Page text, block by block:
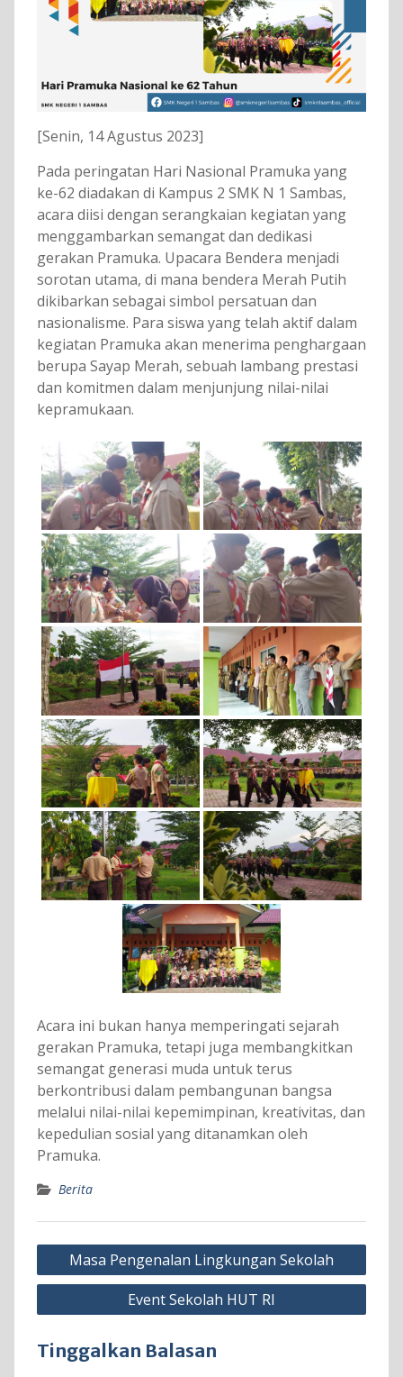
[Senin, 14 Agustus 2023]
Pada peringatan Hari Nasional Pramuka yang
ke-62 diadakan di Kampus 2 SMK N 1 Sambas,
acara diisi dengan serangkaian kegiatan yang
menggambarkan semangat dan dedikasi
gerakan Pramuka. Upacara Bendera menjadi
sorotan utama, di mana bendera Merah Putih
dikibarkan sebagai simbol persatuan dan
nasionalisme. Para siswa yang telah aktif dalam
kegiatan Pramuka akan menerima penghargaan
berupa Sayap Merah, sebuah lambang prestasi
dan komitmen dalam menjunjung nilai-nilai
kepramukaan.
Acara ini bukan hanya memperingati sejarah
gerakan Pramuka, tetapi juga membangkitkan
semangat generasi muda untuk terus
berkontribusi dalam pembangunan bangsa
melalui nilai-nilai kepemimpinan, kreativitas, dan
kepedulian sosial yang ditanamkan oleh
Pramuka.
Berita
Navigasi
pos
Masa Pengenalan Lingkungan Sekolah
Event Sekolah HUT RI
Tinggalkan Balasan